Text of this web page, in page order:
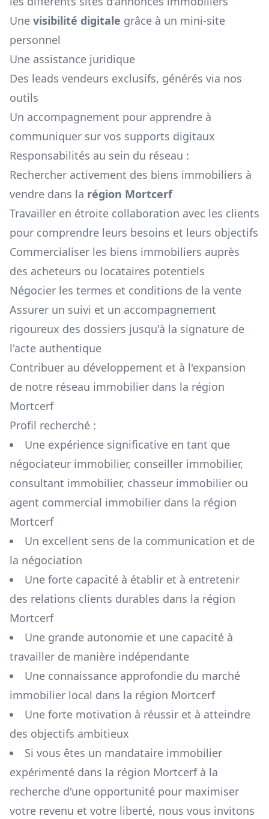
Une visibilité digitale grâce à un mini-site
personnel
Une assistance juridique
Des leads vendeurs exclusifs, générés via nos
outils
Un accompagnement pour apprendre à
communiquer sur vos supports digitaux
Responsabilités au sein du réseau :
Rechercher activement des biens immobiliers à
vendre dans la région Mortcerf
Travailler en étroite collaboration avec les clients
pour comprendre leurs besoins et leurs objectifs
Commercialiser les biens immobiliers auprès
des acheteurs ou locataires potentiels
Négocier les termes et conditions de la vente
Assurer un suivi et un accompagnement
rigoureux des dossiers jusqu'à la signature de
l'acte authentique
Contribuer au développement et à l'expansion
de notre réseau immobilier dans la région
Mortcerf
Profil recherché :
Une expérience significative en tant que
négociateur immobilier, conseiller immobilier,
consultant immobilier, chasseur immobilier ou
agent commercial immobilier dans la région
Mortcerf
Un excellent sens de la communication et de
la négociation
Une forte capacité à établir et à entretenir
des relations clients durables dans la région
Mortcerf
Une grande autonomie et une capacité à
travailler de manière indépendante
Une connaissance approfondie du marché
immobilier local dans la région Mortcerf
Une forte motivation à réussir et à atteindre
des objectifs ambitieux
Si vous êtes un mandataire immobilier
expérimenté dans la région Mortcerfà la
recherche d'une opportunité pour maximiser
votre revenu et votre liberté, nous vous invitons